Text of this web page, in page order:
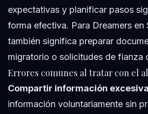
expectativas y planificar pasos
forma efectiva. Para Dreamers en
también significa preparar
migratorio o solicitudes de fianza
Errores comunes al tratar con el
Compartir información
información voluntariamente sin